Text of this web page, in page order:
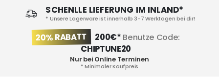
SCHENLLE LIEFERUNG IM INLAND*
* Unsere Lagerware ist innerhalb 3-7 Werktagen bei dir!
20% RABATT 200€* Benutze Code:
CHIPTUNE20
Nur bei Online Terminen
* Minimaler Kaufpreis